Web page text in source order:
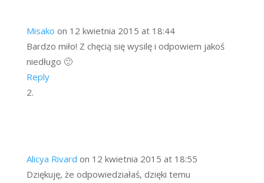
Misako on 12 kwietnia 2015 at 18:44
Bardzo miło! Z chęcią się wysilę i odpowiem jakoś
niedługo 🙂
Reply
Alicya Rivard on 12 kwietnia 2015 at 18:55
Dziękuję, że odpowiedziałaś, dzięki temu